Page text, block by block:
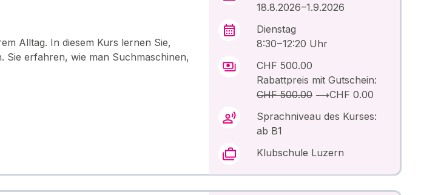
Alltag. In diesem Kurs lernen Sie,
Sie erfahren, wie man Suchmaschinen,
18.8.2026 –1.9.2026
Dienstag
8:30 – 12:20 Uhr
CHF 500.00
Rabattpreis mit Gutschein:
CHF 500.00 ⟶CHF 0.00
Sprachniveau des Kurses:
ab B1
Klubschule Luzern